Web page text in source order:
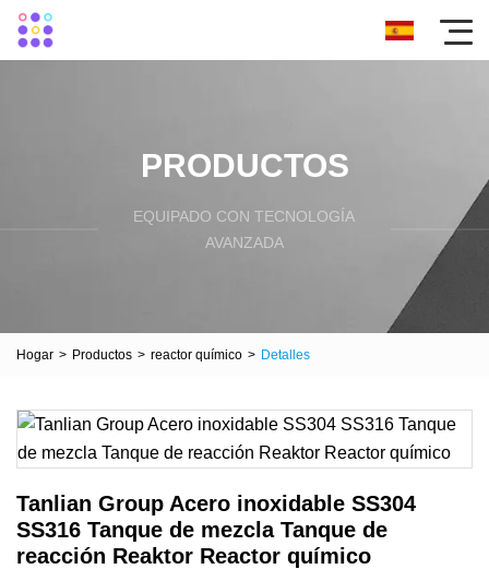
PRODUCTOS
EQUIPADO CON TECNOLOGÍA
AVANZADA
Hogar > Productos > reactor químico > Detalles
Tanlian Group Acero inoxidable SS304
SS316 Tanque de mezcla Tanque de
reacción Reaktor Reactor químico